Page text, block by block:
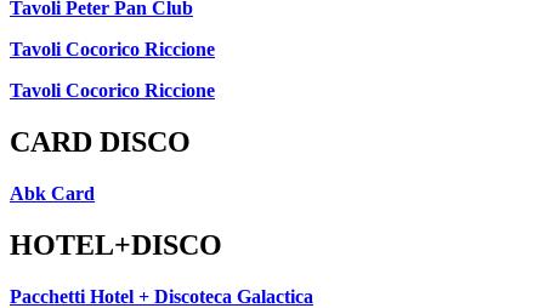
Tavoli Peter Pan Club
Tavoli Cocorico Riccione
Tavoli Cocorico Riccione
CARD DISCO
Abk Card
HOTEL+DISCO
Pacchetti Hotel + Discoteca Galactica